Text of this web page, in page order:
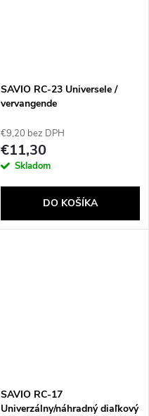
SAVIO RC-23 Universele /
vervangende
€9,20 bez DPH
€11,30
Skladom
DO KOŠÍKA
SAVIO RC-17
Univerzálny/náhradný diaľkový